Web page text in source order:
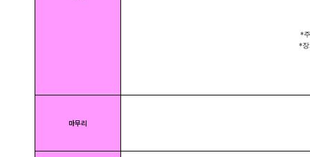
*주
*장
마무리